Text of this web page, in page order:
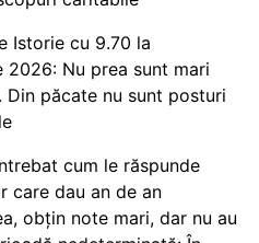
Istorie cu 9.70 la
2026: Nu prea sunt mari
Din păcate nu sunt posturi
cum le răspunde
care dau an de an
obțin note mari, dar nu au